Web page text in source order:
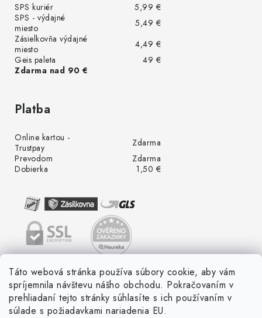
Táto webová stránka používa súbory cookie, aby vám
spríjemnila návštevu nášho obchodu. Pokračovaním v
prehliadaní tejto stránky súhlasíte s ich používaním v
súlade s požiadavkami nariadenia EU.
SPS kuriér
5,99 €
SPS - výdajné
miesto
5,49 €
Zásielkovňa výdajné
miesto
4,49 €
Geis paleta
49 €
Zdarma nad 90 €
Platba
Online kartou -
Trustpay
Zdarma
Prevodom
Zdarma
Dobierka
1,50 €